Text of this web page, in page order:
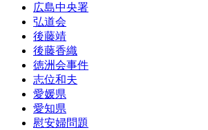
広島中央署
弘道会
後藤靖
後藤香織
徳洲会事件
志位和夫
愛媛県
愛知県
慰安婦問題